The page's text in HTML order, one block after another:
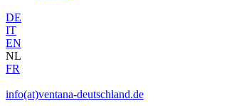
DE
IT
EN
NL
FR
info(at)ventana-deutschland.de